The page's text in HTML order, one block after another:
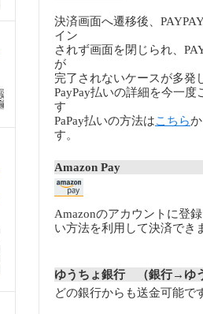
決済画面へ遷移後、
イン
されず画面を閉じられ、
が
完了されないケースが多発
PayPay払いの詳細を今一度
す
PaPay払いの方法はこちら
す。
Amazon Pay
Amazonのアカウントに登
い方法を利用して決済でき
ゆうちょ銀行 （銀行→ゆ
どの銀行からも送金可能で